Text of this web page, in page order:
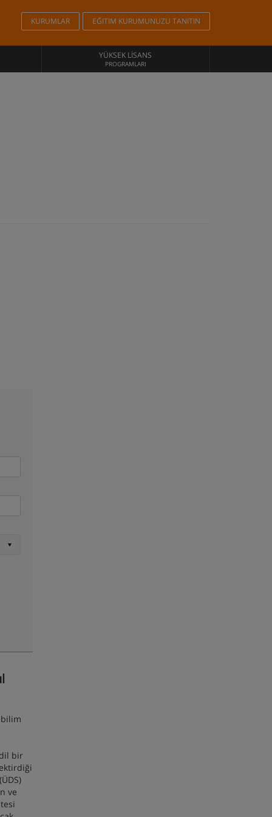
KURUMLAR EĞITIM KURUMUNUZU TANITIN
YÜKSEK LISANS
PROGRAMLARI
bir
ve